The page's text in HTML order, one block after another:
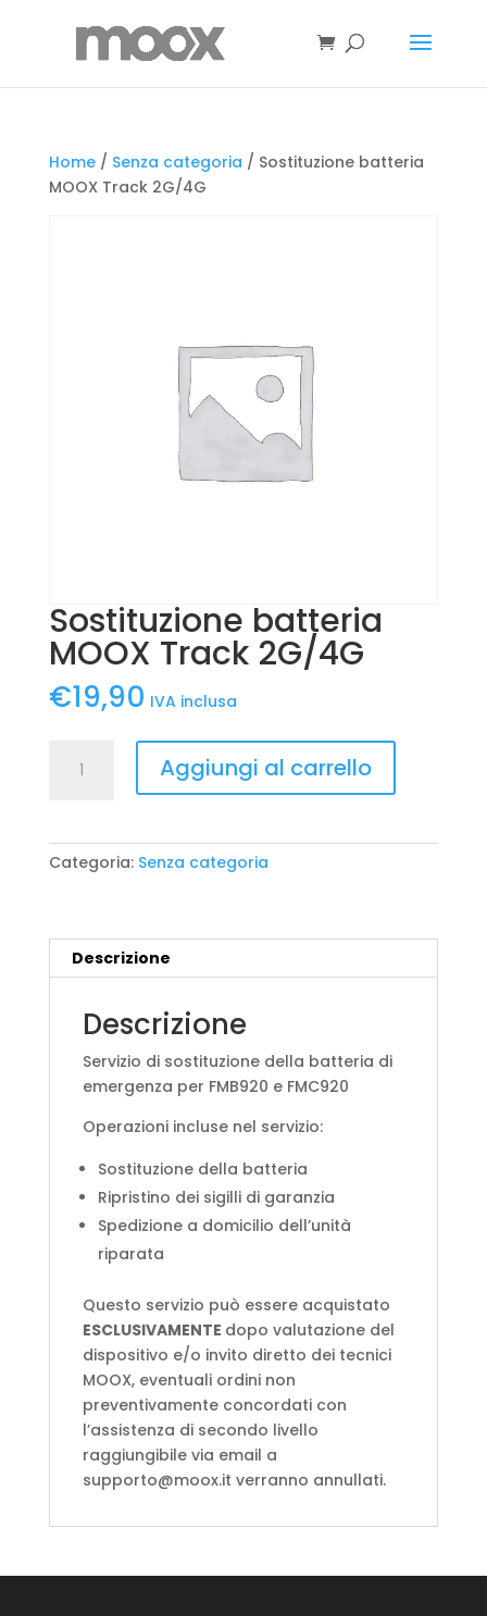
Home/ Senza categoria / Sostituzione batteria
MOOX Track 2G/4G
Sostituzione batteria
MOOX Track 2G/4G
€19,90 IVA inclusa
batteria
2G/4G
quantità
Aggiungi al carrello
Categoria: Senza categoria
Descrizione
Descrizione
Servizio di sostituzione della batteria di
emergenza per FMB920 e FMC920
Operazioni incluse nel servizio:
Sostituzione della batteria
Ripristino dei sigilli di garanzia
Spedizione a domicilio dell’unità
riparata
Questo servizio può essere acquistato
ESCLUSIVAMENTE dopo valutazione del
dispositivo e/o invito diretto dei tecnici
MOOX, eventuali ordini non
preventivamente concordati con
l’assistenza di secondo livello
raggiungibile via email a
supporto@moox.it verranno annullati.